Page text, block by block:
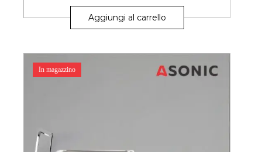
Aggiungi al carrello
In magazzino